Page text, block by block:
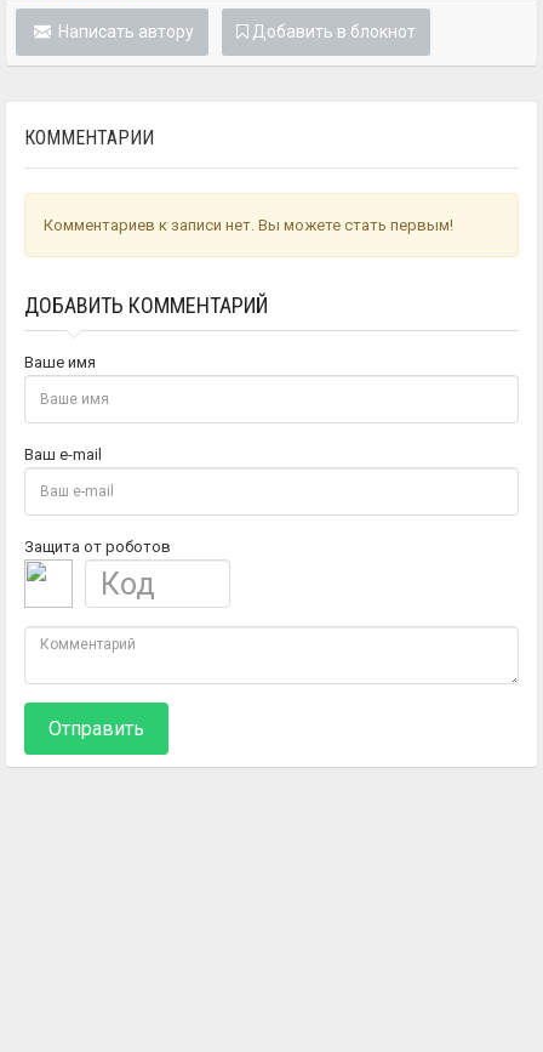
Написать автору Добавить в блокнот
КОММЕНТАРИИ
Комментариев к записи нет. Вы можете стать первым!
ДОБАВИТЬ КОММЕНТАРИЙ
Ваше имя
Ваш e-mail
Защита от роботов
Отправить